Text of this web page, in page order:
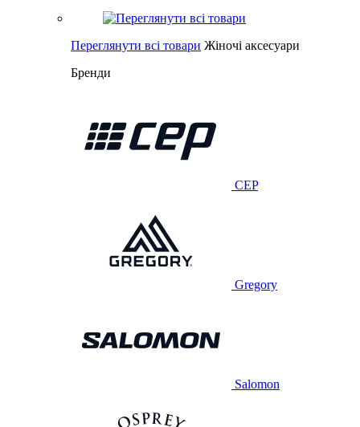
Переглянути всі товари Жіночі аксесуари
Бренди
CEP
Gregory
Salomon